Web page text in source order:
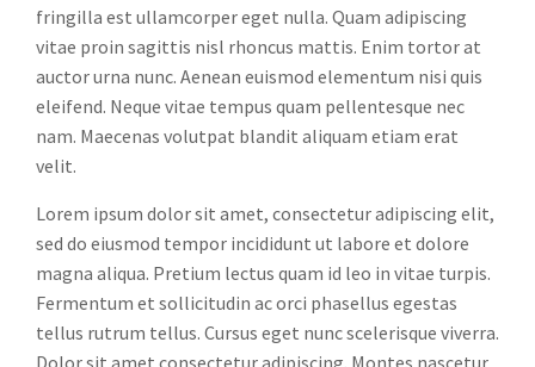
fringilla est ullamcorper eget nulla. Quam adipiscing
vitae proin sagittis nisl rhoncus mattis. Enim tortor at
auctor urna nunc. Aenean euismod elementum nisi quis
eleifend. Neque vitae tempus quam pellentesque nec
nam. Maecenas volutpat blandit aliquam etiam erat
velit.
Lorem ipsum dolor sit amet, consectetur adipiscing elit,
sed do eiusmod tempor incididunt ut labore et dolore
magna aliqua. Pretium lectus quam id leo in vitae turpis.
Fermentum et sollicitudin ac orci phasellus egestas
tellus rutrum tellus. Cursus eget nunc scelerisque viverra.
Dolor sit amet consectetur adipiscing. Montes nascetur